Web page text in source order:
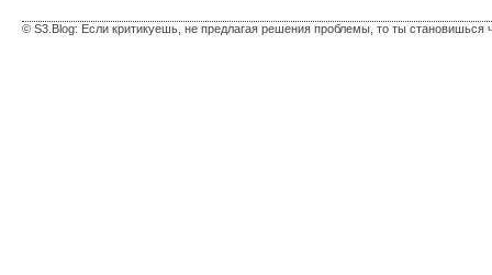
© S3.Blog: Если критикуешь, не предлагая решения проблемы, то ты становишься